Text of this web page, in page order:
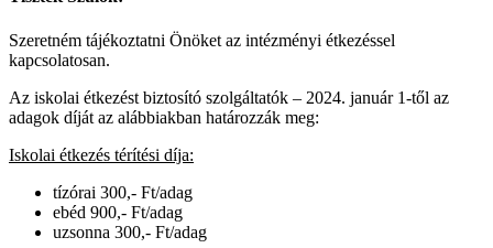
Szeretném tájékoztatni Önöket az intézményi étkezéssel
kapcsolatosan.
Az iskolai étkezést biztosító szolgáltatók – 2024. január 1-től az
adagok díját az alábbiakban határozzák meg:
Iskolai étkezés térítési díja:
tízórai 300,- Ft/adag
ebéd 900,- Ft/adag
uzsonna 300,- Ft/adag